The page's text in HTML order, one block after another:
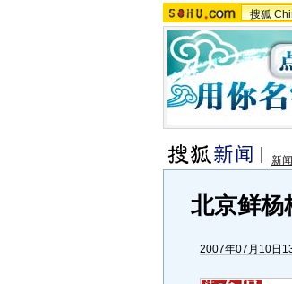
搜狐
新
北京鲜杨
2007年07月10日